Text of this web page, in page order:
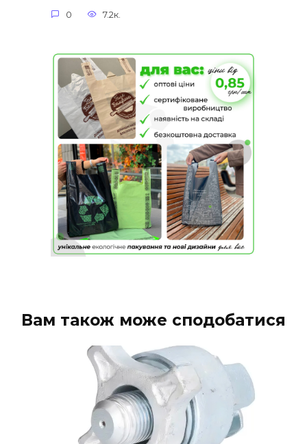
0 7.2к.
Вам також може сподобатися